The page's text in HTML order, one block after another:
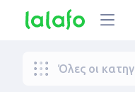
Όλες οι